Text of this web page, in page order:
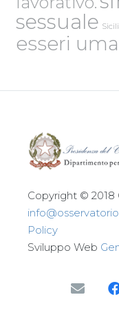
sessuale
esseri
Copyright © 2018
Policy
Sviluppo Web